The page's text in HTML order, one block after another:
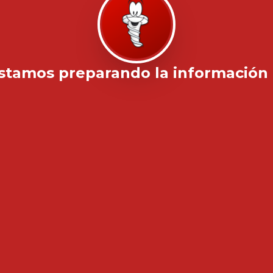
preparando la información